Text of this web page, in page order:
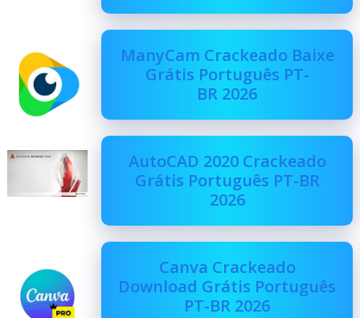
ManyCam Crackeado Baixe
Grátis Português PT-
BR 2026
AutoCAD 2020 Crackeado
Grátis Português PT-BR
2026
Canva Crackeado
Download Grátis Português
PT-BR 2026